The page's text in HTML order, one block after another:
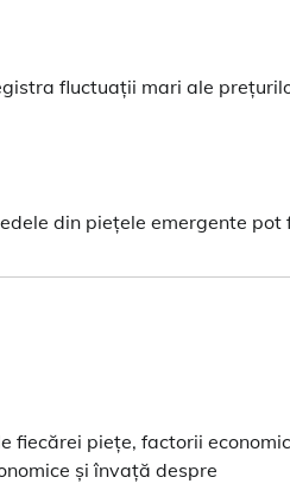
fluctuații mari ale
din piețele emergente pot
fiecărei piețe, factorii
și învață despre